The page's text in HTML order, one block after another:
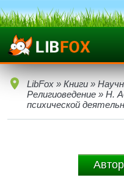
LibFox » Книги »
Религиоведение » Н.
психической